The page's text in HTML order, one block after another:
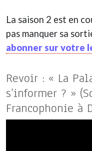
La saison 2 est en
pas manquer sa
abonner sur votre
Revoir : « La
s’informer ? »
Francophonie à